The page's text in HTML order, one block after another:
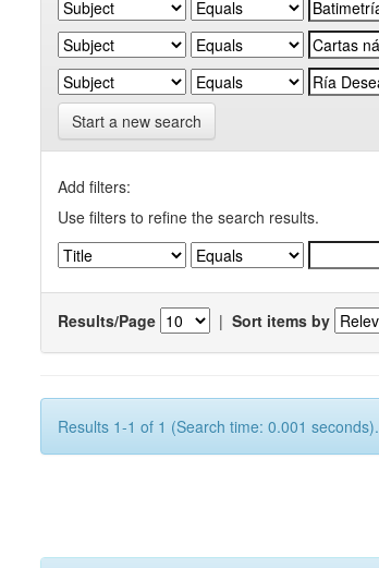
Start a new search
Add filters:
Use filters to refine the search results.
Results/Page | Sort items by
Results 1-1 of 1 (Search time: 0.001 seconds).